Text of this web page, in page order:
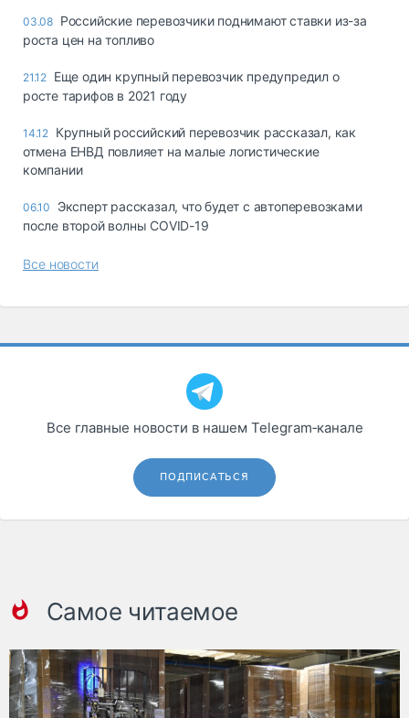
03.08 Российские перевозчики поднимают ставки из-за
роста цен на топливо
21.12 Еще один крупный перевозчик предупредил о
росте тарифов в 2021 году
14.12 Крупный российский перевозчик рассказал, как
отмена ЕНВД повлияет на малые логистические
компании
06.10
Эксперт рассказал, что будет с автоперевозками
после второй волны COVID-19
Все новости
Все главные новости в нашем Telegram‑канале
ПОДПИСАТЬСЯ
Самое читаемое